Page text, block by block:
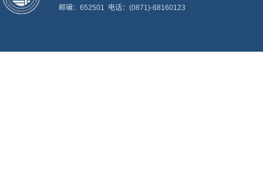
邮编：652501 电话：(0871)-68160123